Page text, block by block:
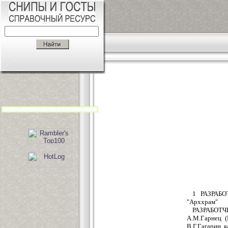
1
"Арххрам"
А.М.Гарнец
В.Г.Гагарин,